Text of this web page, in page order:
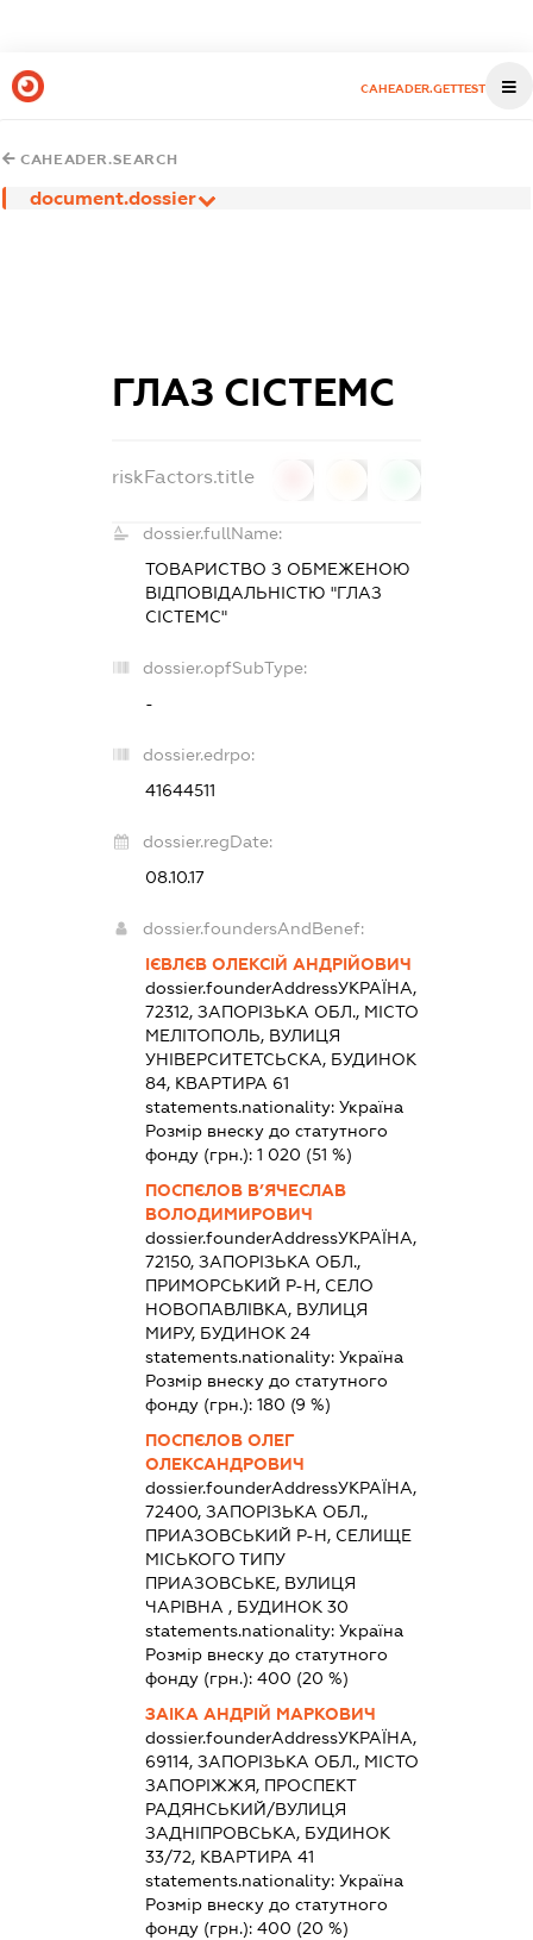
CAHEADER.GETTEST
CAHEADER.SEARCH
document.dossier
ГЛАЗ СІСТЕМС
riskFactors.title
dossier.fullName:
ТОВАРИСТВО З ОБМЕЖЕНОЮ
ВІДПОВІДАЛЬНІСТЮ "ГЛАЗ
СІСТЕМС"
dossier.opfSubType:
-
dossier.edrpo:
41644511
dossier.regDate:
08.10.17
dossier.foundersAndBenef:
ІЄВЛЄВ ОЛЕКСІЙ АНДРІЙОВИЧ
dossier.founderAddressУКРАЇНА,
72312, ЗАПОРІЗЬКА ОБЛ., МІСТО
МЕЛІТОПОЛЬ, ВУЛИЦЯ
УНІВЕРСИТЕТСЬСКА, БУДИНОК
84, КВАРТИРА 61
statements.nationality:Україна
Розмір внеску до статутного
фонду (грн.):1 020 (51 %)
ПОСПЄЛОВ В’ЯЧЕСЛАВ
ВОЛОДИМИРОВИЧ
dossier.founderAddressУКРАЇНА,
72150, ЗАПОРІЗЬКА ОБЛ.,
ПРИМОРСЬКИЙ Р-Н, СЕЛО
НОВОПАВЛІВКА, ВУЛИЦЯ
МИРУ, БУДИНОК 24
statements.nationality:Україна
Розмір внеску до статутного
фонду (грн.):180 (9 %)
ПОСПЄЛОВ ОЛЕГ
ОЛЕКСАНДРОВИЧ
dossier.founderAddressУКРАЇНА,
72400, ЗАПОРІЗЬКА ОБЛ.,
ПРИАЗОВСЬКИЙ Р-Н, СЕЛИЩЕ
МІСЬКОГО ТИПУ
ПРИАЗОВСЬКЕ, ВУЛИЦЯ
ЧАРІВНА , БУДИНОК 30
statements.nationality:Україна
Розмір внеску до статутного
фонду (грн.):400 (20 %)
ЗАІКА АНДРІЙ МАРКОВИЧ
dossier.founderAddressУКРАЇНА,
69114, ЗАПОРІЗЬКА ОБЛ., МІСТО
ЗАПОРІЖЖЯ, ПРОСПЕКТ
РАДЯНСЬКИЙ/ВУЛИЦЯ
ЗАДНІПРОВСЬКА, БУДИНОК
33/72, КВАРТИРА 41
statements.nationality:Україна
Розмір внеску до статутного
фонду (грн.):400 (20 %)